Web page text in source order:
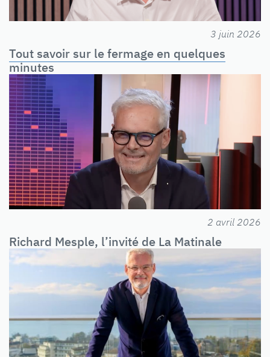
3 juin 2026
Tout savoir sur le fermage en quelques
minutes
2 avril 2026
Richard Mesple, l’invité de La Matinale